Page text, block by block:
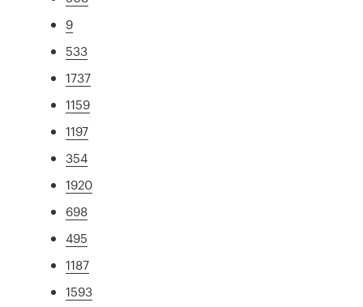
9
533
1737
1159
1197
354
1920
698
495
1187
1593